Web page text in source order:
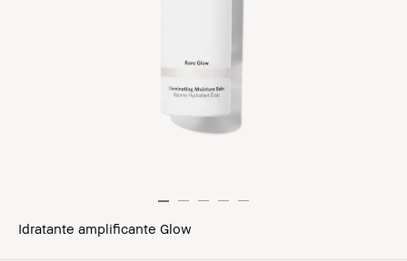
Idratante amplificante Glow